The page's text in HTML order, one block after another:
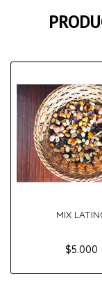
MIX
$5.000